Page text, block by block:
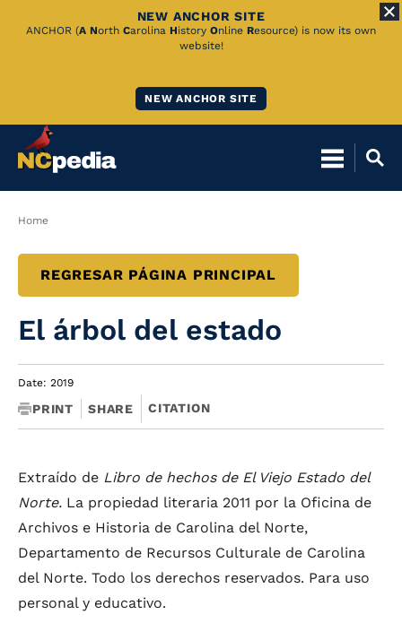
Skip
NEW ANCHOR SITE
ANCHOR (A North Carolina History Online Resource) is now its own
website!
NEW ANCHOR SITE
Breadcrumb
Home
El árbol del estado
REGRESAR PÁGINA PRINCIPAL
Date: 2019
PRINT SHARE CITATION
Extraído de Libro de hechos de El Viejo Estado del
Norte. La propiedad literaria 2011 por la Oficina de
Archivos e Historia de Carolina del Norte,
Departamento de Recursos Culturale de Carolina
del Norte. Todo los derechos reservados. Para uso
personal y educativo.